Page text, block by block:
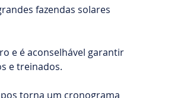
fazendas solares
e é aconselhável garantir
e treinados.
torna um cronograma